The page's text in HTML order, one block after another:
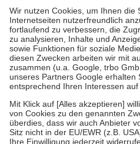
höchstens zehn Euro.
Es sind
tatsächlichen Kosten der Leistung
Diese Regeln gelten grundsätzlich
Bei Heilmitteln und häuslicher
Zuzahlung zehn Prozent der
Verordnung.
Um das Engagement der
zu stärken und die besondere
fallenkeine Zuzahlungenan bei:
• Kindern und Jugendlichen bis
mit Ausnahme der Fahrkosten